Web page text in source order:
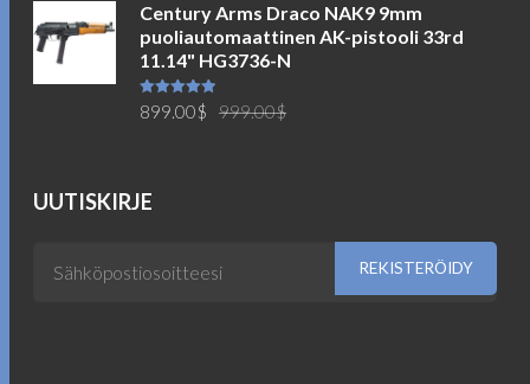
oli:
749.00$.
on:
699.00$.
Century Arms Draco NAK9 9mm
puoliautomaattinen AK-pistooli 33rd
11.14" HG3736-N
Arvostelu
tuotteesta:
999.00$
899.00$
UUTISKIRJE